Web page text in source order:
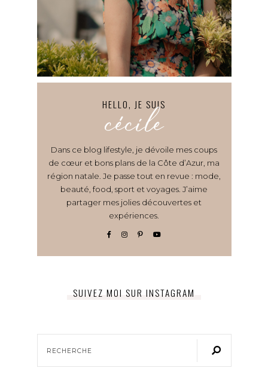
HELLO, JE SUIS
cécile
Dans ce blog lifestyle, je dévoile mes coups
de cœur et bons plans de la Côte d’Azur, ma
région natale. Je passe tout en revue : mode,
beauté, food, sport et voyages. J’aime
partager mes jolies découvertes et
expériences.
SUIVEZ MOI SUR INSTAGRAM